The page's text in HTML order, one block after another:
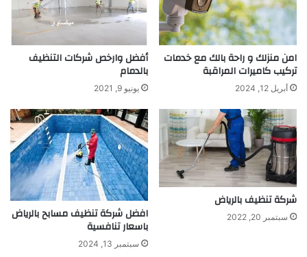
امن منزلك و راحة بالك مع خدمات
تركيب كاميرات المراقبة
أبريل 12, 2024
أفضل وارخص شركات التنظيف
بالدمام
يونيو 9, 2021
شركة تنظيف بالرياض
سبتمبر 20, 2022 افضل شركة تنظيف مسابح بالرياض
باسعار تنافسية
سبتمبر 13, 2024